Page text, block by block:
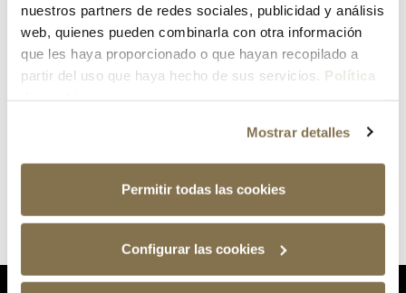
nuestros partners de redes sociales, publicidad y análisis
web, quienes pueden combinarla con otra información
que les haya proporcionado o que hayan recopilado a
partir del uso que haya hecho de sus servicios. Política
Mostrar detalles
Permitir todas las cookies
Configurar las cookies
¿Has olvidado tu contraseña?